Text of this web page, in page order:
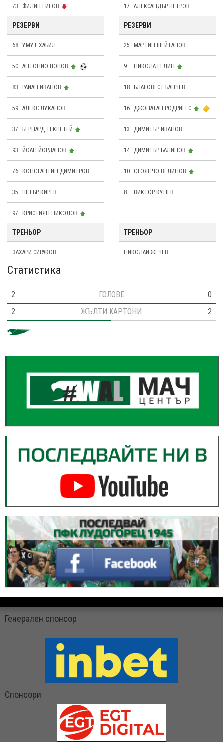
73 ФИЛИП ГИГОВ
РЕЗЕРВИ
68 УМУТ ХАБИЛ
50 АНТОНИО ПОПОВ
83 РАЙАН ИВАНОВ
59 АЛЕКС ЛУКАНОВ
37 БЕРНАРД ТЕКПЕТЕЙ
93 ЙОАН ЙОРДАНОВ
76 КОНСТАНТИН ДИМИТРОВ
35 ПЕТЪР КИРЕВ
97 КРИСТИЯН НИКОЛОВ
17 АЛЕКСАНДЪР ПЕТРОВ
РЕЗЕРВИ
25 МАРТИН ШЕЙТАНОВ
9 НИКОЛА ГЕЛИН
18 БЛАГОВЕСТ БАНЧЕВ
16 ДЖОНАТАН РОДРИГЕС
13 ДИМИТЪР ИВАНОВ
14 ДИМИТЪР БАЛИНОВ
10 СТОЯНЧО ВЕЛИНОВ
8 ВИКТОР КУНЕВ
ТРЕНЬОР
ЗАХАРИ СИРАКОВ
ТРЕНЬОР
НИКОЛАЙ ЖЕЧЕВ
Статистика
2 ГОЛОВЕ
0
2
ЖЪЛТИ КАРТОНИ 2
Генерален спонсор
Спонсори